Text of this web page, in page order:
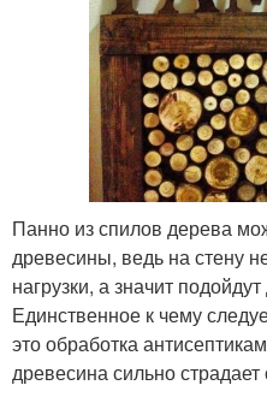
Панно из спилов дерева
древесины, ведь на стену
нагрузки, а значит
Единственное к чему
это обработка
древесина сильно страдает